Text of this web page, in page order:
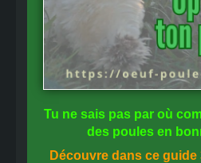
Tu ne sais pas par où
des poules en
Découvre dans ce guide